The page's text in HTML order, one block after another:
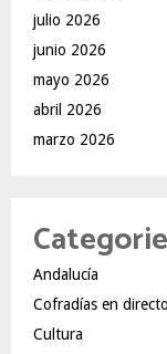
julio 2026
junio 2026
mayo 2026
abril 2026
marzo 2026
Andalucía
Cofradías en directo
Cultura